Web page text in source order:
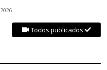
Todos publicados